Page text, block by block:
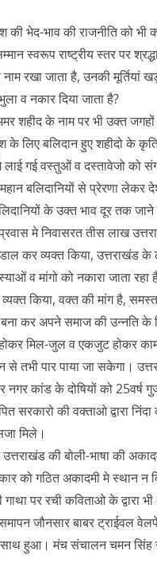
की भेद-भाव की राजनीति को
स्वरूप राष्ट्रीय स्तर पर
रखा जाता है, उनकी मूर्तियां
व नकार दिया जाता है?
शहीद के नाम पर भी उक्त जगहों
लिए बलिदान हुए शहीदो के
मे लाई गई वस्तुओं व दस्तावेजो
महान बलिदानियों से प्रेरणा
के उक्त भाव दूर तक जाने
मे निवासरत तीस लाख
कर व्यक्त किया, उत्तराखंड के
व मांगो को नकारा जाता
किया, वक्त की मांग है,
बना कर अपने समाज की उन्नति के
मिल-जुल व एकजुट होकर
तभी पार पाया जा सकेगा।
कांड के दोषियों को 25वर्ष
सरकारो की वक्ताओ द्वारा
मिले।
उत्तराखंड की बोली-भाषा की
को गठित अकादमी मे स्थान न
गाथा पर रची कविताओ के द्वारा
जौनसार बाबर ट्राईवल
हुआ। मंच संचालन चमन सिंह